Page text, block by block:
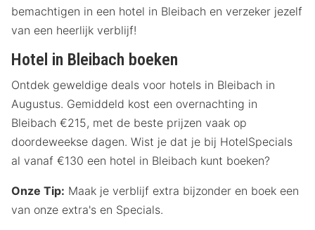
bemachtigen in een hotel in Bleibach en verzeker jezelf
van een heerlijk verblijf!
Hotel in Bleibach boeken
Ontdek geweldige deals voor hotels in Bleibach in
Augustus. Gemiddeld kost een overnachting in
Bleibach €215, met de beste prijzen vaak op
doordeweekse dagen. Wist je dat je bij HotelSpecials
al vanaf €130 een hotel in Bleibach kunt boeken?
Onze Tip: Maak je verblijf extra bijzonder en boek een
van onze extra's en Specials.